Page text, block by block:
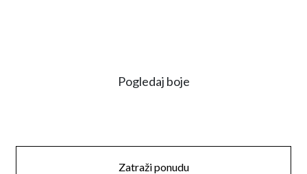
Pogledaj boje
Zatraži ponudu